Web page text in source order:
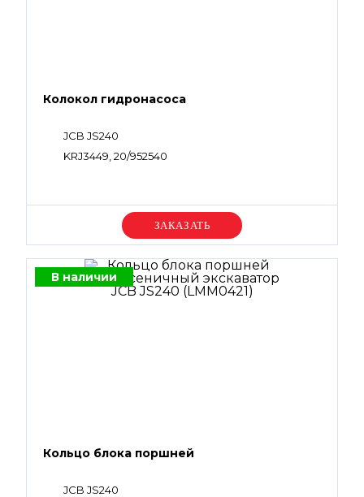
Колокол гидронасоса
JCB JS240
KRJ3449, 20/952540
Уточняйте цену
В наличии
Кольцо блока поршней
JCB JS240